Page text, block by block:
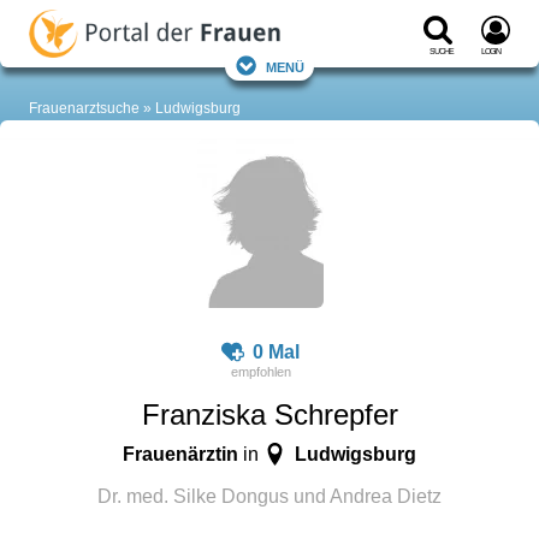
Suche Login
Menü
Frauenarztsuche Ludwigsburg
0 Mal
Franziska Schrepfer
Frauenärztin in Ludwigsburg
Dr. med. Silke Dongus und Andrea Dietz